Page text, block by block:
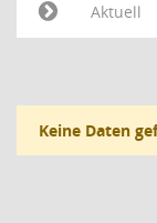
Aktuell
Keine Daten